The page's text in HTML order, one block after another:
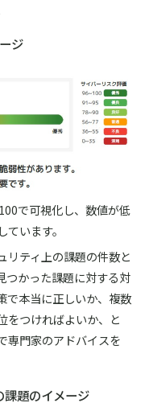
ジ
で可視化し、数値が低
います。
リティ上の課題の件数と
つかった課題に対する対
で本当に正しいか、複数
をつければよいか、と
専門家のアドバイスを
課題のイメージ